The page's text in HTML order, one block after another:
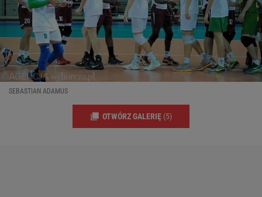
SEBASTIAN ADAMUS
OTWÓRZ GALERIĘ (5)